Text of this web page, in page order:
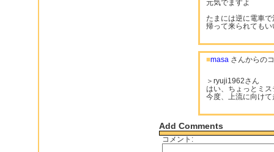
元気でますよ
たまには逆に電車
帰って来られても
■masa さんからの
＞ryuji1962さん
はい、ちょっとミ
今度、上流に向け
Add Comments
コメント: